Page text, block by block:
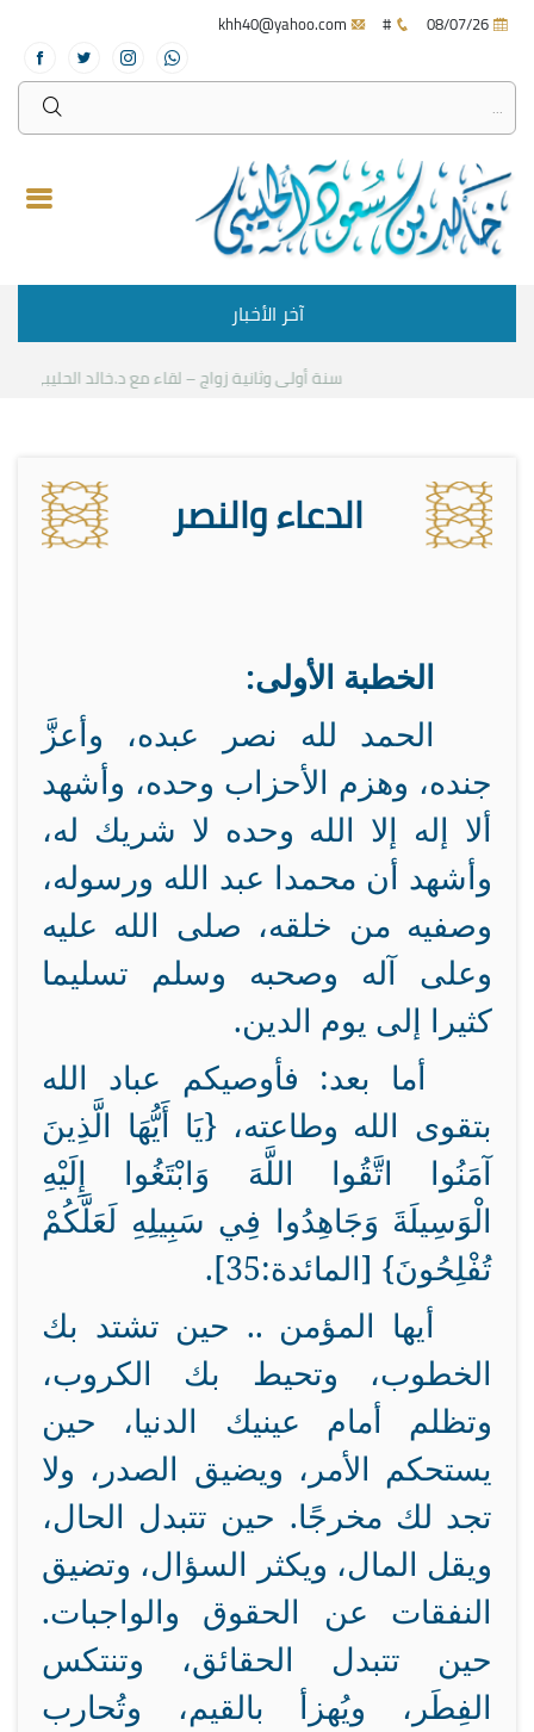
#
آخر الأخبار
سنة أولى وثانية زواج – لقاء مع د.خالد الحليبي كيف
الدعاء والنصر
الخطبة الأولى:
الحمد لله نصر عبده، وأعزَّ
جنده، وهزم الأحزاب وحده، وأشهد
ألا إله إلا الله وحده لا شريك له،
وأشهد أن محمدا عبد الله ورسوله،
وصفيه من خلقه، صلى الله عليه
وعلى آله وصحبه وسلم تسليما
كثيرا إلى يوم الدين.
أما بعد: فأوصيكم عباد الله
بتقوى الله وطاعته، {يَا أَيُّهَا الَّذِينَ
آمَنُوا اتَّقُوا اللَّهَ
وَابْتَغُوا إِلَيْهِ
الْوَسِيلَةَ وَجَاهِدُوا فِي سَبِيلِهِ لَعَلَّكُمْ
تُفْلِحُونَ} [المائدة:35].
أيها المؤمن .. حين تشتد بك
الخطوب، وتحيط بك الكروب،
وتظلم أمام عينيك الدنيا، حين
يستحكم الأمر، ويضيق الصدر، ولا
تجد لك مخرجًا. حين تتبدل الحال،
ويقل المال، ويكثر السؤال، وتضيق
النفقات عن الحقوق والواجبات.
حين تتبدل الحقائق، وتنتكس
الفِطَر، ويُهزأ بالقيم، وتُحارب